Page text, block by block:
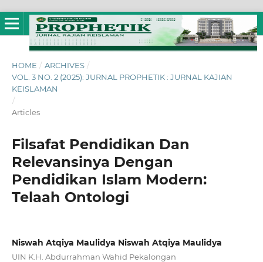
HOME / ARCHIVES /
VOL. 3 NO. 2 (2025): JURNAL PROPHETIK : JURNAL KAJIAN
KEISLAMAN
/
Articles
Filsafat Pendidikan Dan
Relevansinya Dengan
Pendidikan Islam Modern:
Telaah Ontologi
Niswah Atqiya Maulidya Niswah Atqiya Maulidya
UIN K.H. Abdurrahman Wahid Pekalongan